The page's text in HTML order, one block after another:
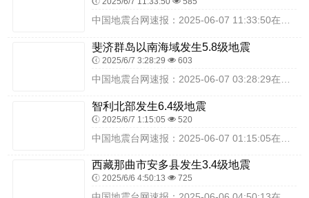
斐济群岛以南海域发生5.8级地震
2025/6/7 3:28:29 603
智利北部发生6.4级地震
2025/6/7 1:15:05 520
西藏那曲市安多县发生3.4级地震
2025/6/6 4:50:13 725